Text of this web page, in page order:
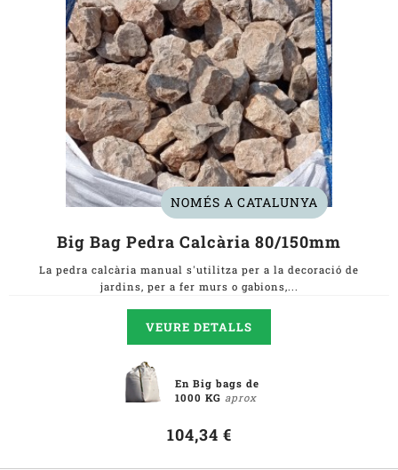
NOMÉS A CATALUNYA
Big Bag Pedra Calcària 80/150mm
La pedra calcària manual s'utilitza per a la decoració de
jardins, per a fer murs o gabions,...
VEURE DETALLS
En Big bags de
1000 KG aprox
104,34 €